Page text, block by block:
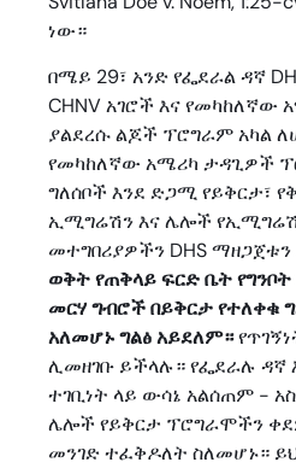
ነው።
በሜይ 29፣ አንድ የፌደራል ዳኛ
CHNV አገሮች እና የመካከለኛው
ያልደረሱ ልጆች ፕሮግራም አካል
የመካከለኛው አሜሪካ ታዳጊዎች
ግለሰቦች እንደ ድጋሚ የይቅርታ፣
ኢሚግሬሽን እና ሌሎች
መተግበሪያዎችን DHS
ወቅት የጠቅላይ ፍርድ ቤት
መርሃ ግብሮች በይቅርታ የተለቀቁ
አለመሆኑ ግልፅ አይደለም።
ሊመዘገቡ ይችላሉ። የፌደራሉ ዳኛ
ተገቢነት ላይ ውሳኔ አልሰጠም -
ሌሎች የይቅርታ ፕሮግራሞችን
መንገድ ተፈቅዶለት ስለመሆኑ።